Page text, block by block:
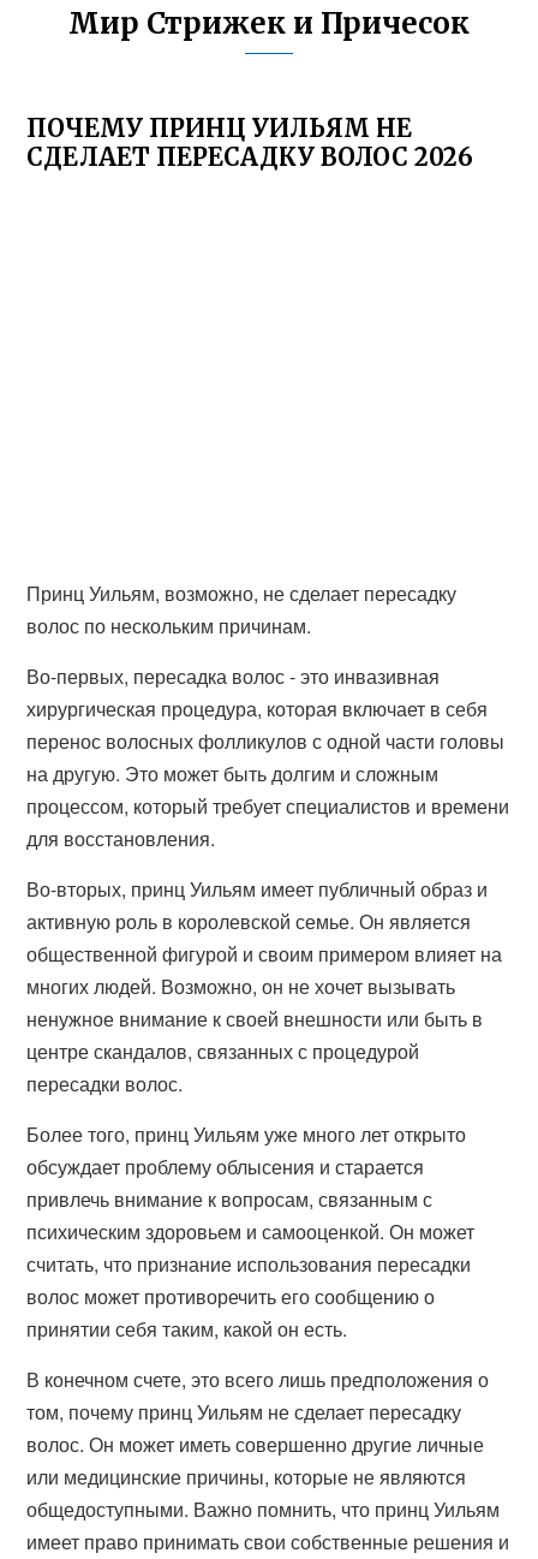
Мир Стрижек и Причесок
ПОЧЕМУ ПРИНЦ УИЛЬЯМ НЕ
СДЕЛАЕТ ПЕРЕСАДКУ ВОЛОС 2026
Принц Уильям, возможно, не сделает пересадку
волос по нескольким причинам.
Во-первых, пересадка волос - это инвазивная
хирургическая процедура, которая включает в себя
перенос волосных фолликулов с одной части головы
на другую. Это может быть долгим и сложным
процессом, который требует специалистов и времени
для восстановления.
Во-вторых, принц Уильям имеет публичный образ и
активную роль в королевской семье. Он является
общественной фигурой и своим примером влияет на
многих людей. Возможно, он не хочет вызывать
ненужное внимание к своей внешности или быть в
центре скандалов, связанных с процедурой
пересадки волос.
Более того, принц Уильям уже много лет открыто
обсуждает проблему облысения и старается
привлечь внимание к вопросам, связанным с
психическим здоровьем и самооценкой. Он может
считать, что признание использования пересадки
волос может противоречить его сообщению о
принятии себя таким, какой он есть.
В конечном счете, это всего лишь предположения о
том, почему принц Уильям не сделает пересадку
волос. Он может иметь совершенно другие личные
или медицинские причины, которые не являются
общедоступными. Важно помнить, что принц Уильям
имеет право принимать свои собственные решения и